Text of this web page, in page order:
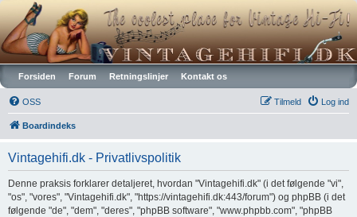
Vintagehifi.dk
Forsiden Forum Retningslinjer Kontakt os
OSS Log ind
Tilmeld
Boardindeks
Vintagehifi.dk - Privatlivspolitik
Denne praksis forklarer detaljeret, hvordan "Vintagehifi.dk" (i det følgende "vi",
"os", "vores", "Vintagehifi.dk", "https://vintagehifi.dk:443/forum") og phpBB (i det
følgende "de", "dem", "deres", "phpBB software", "www.phpbb.com", "phpBB